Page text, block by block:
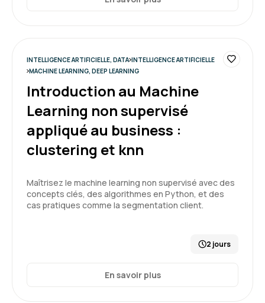
INTELLIGENCE ARTIFICIELLE, DATA INTELLIGENCE ARTIFICIELLE
MACHINE LEARNING, DEEP LEARNING
Introduction au Machine
Learning non supervisé
appliqué au business :
clustering et knn
Maîtrisez le machine learning non supervisé avec des
concepts clés, des algorithmes en Python, et des
cas pratiques comme la segmentation client.
2 jours
En savoir plus